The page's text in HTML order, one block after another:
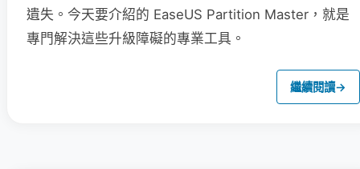
遺失。今天要介紹的 EaseUS Partition Master，就是
專門解決這些升級障礙的專業工具。
繼續閱讀→